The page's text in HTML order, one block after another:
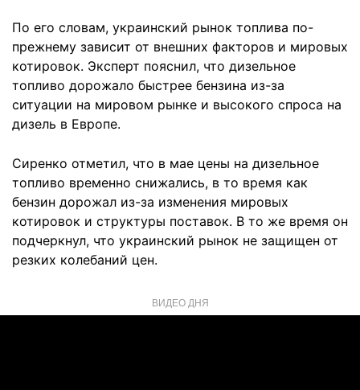
По его словам, украинский рынок топлива по-
прежнему зависит от внешних факторов и мировых
котировок. Эксперт пояснил, что дизельное
топливо дорожало быстрее бензина из-за
ситуации на мировом рынке и высокого спроса на
дизель в Европе.
Сиренко отметил, что в мае цены на дизельное
топливо временно снижались, в то время как
бензин дорожал из-за изменения мировых
котировок и структуры поставок. В то же время он
подчеркнул, что украинский рынок не защищен от
резких колебаний цен.
ВИДЕО ДНЯ